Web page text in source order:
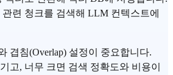
련 청크를 검색해 LLM 컨텍스트에
겹침(Overlap) 설정이 중요합니다.
고, 너무 크면 검색 정확도와 비용이